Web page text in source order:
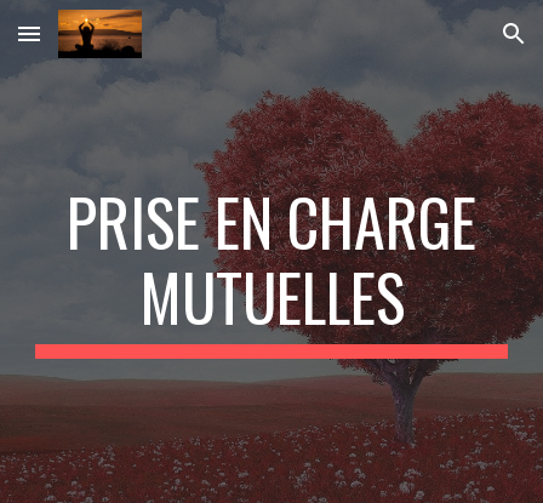
Skip to main content Skip to navigation
PRISE EN CHARGE
MUTUELLES